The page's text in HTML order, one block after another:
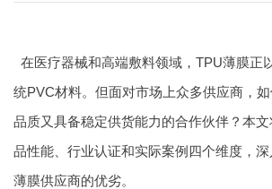
在医疗器械和高端敷料领域，TPU薄膜正
统PVC材料。但面对市场上众多供应商，
品质又具备稳定供货能力的合作伙伴？本
品性能、行业认证和实际案例四个维度，
薄膜供应商的优劣。